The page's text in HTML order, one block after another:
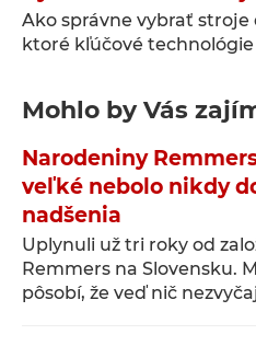
Ako správne vybrať stroje
ktoré kľúčové
Mohlo by Vás
Narodeniny
veľké nebolo nikdy
nadšenia
Uplynuli už tri roky od
Remmers na Slovensku.
pôsobí, že veď nič